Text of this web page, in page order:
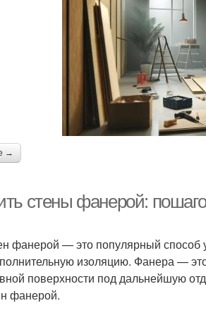
→
стены фанерой:
фанерой — это популярный способ
изоляцию. Фанера —
поверхности под дальнейшую
фанерой.